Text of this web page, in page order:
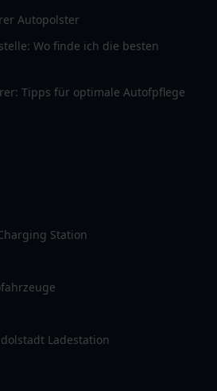
Autopolster
Wo finde ich die besten
Tipps für optimale Autofpflege
Station
Ladestation